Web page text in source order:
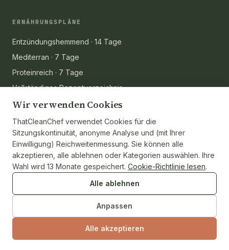
ERNÄHRUNGSPLÄNE
Entzündungshemmend · 14 Tage
Mediterran · 7 Tage
Proteinreich · 7 Tage
Vollständiges Rezeptverzeichnis
ZUTATEN
Gemüse
Proteine
Vorrat & Öle
Wir verwenden Cookies
ThatCleanChef verwendet Cookies für die
Sitzungskontinuität, anonyme Analyse und (mit Ihrer
Einwilligung) Reichweitenmessung. Sie können alle
akzeptieren, alle ablehnen oder Kategorien auswählen. Ihre
Wahl wird 13 Monate gespeichert. Cookie-Richtlinie lesen.
Alle ablehnen
Anpassen
Alle akzeptieren